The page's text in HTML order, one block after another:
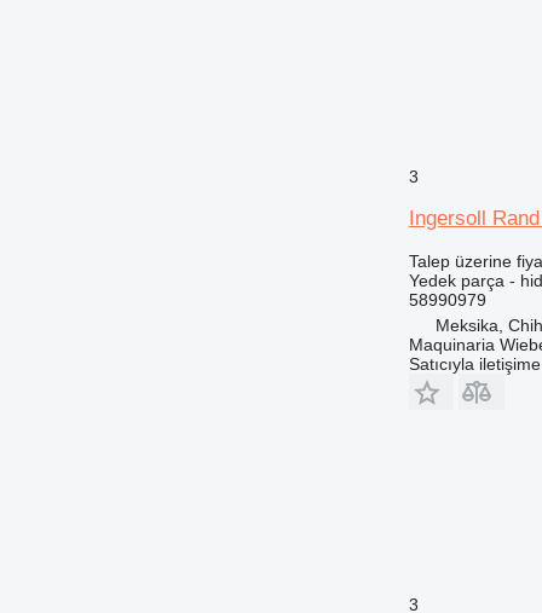
3
Ingersoll
Talep üzerine
Yedek parça -
58990979
Meksika,
Maquinaria
Satıcıyla
3